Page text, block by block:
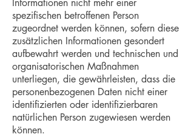
Informationen nicht mehr einer
spezifischen betroffenen Person
zugeordnet werden können, sofern diese
zusätzlichen Informationen gesondert
aufbewahrt werden und technischen und
organisatorischen Maßnahmen
unterliegen, die gewährleisten, dass die
personenbezogenen Daten nicht einer
identifizierten oder identifizierbaren
natürlichen Person zugewiesen werden
können.